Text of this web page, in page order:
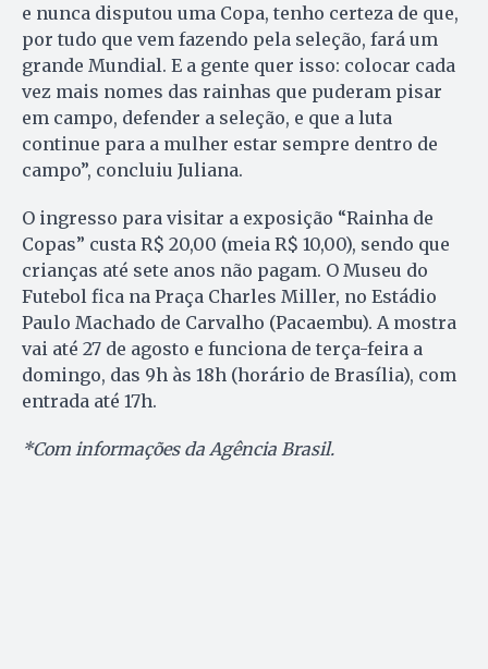
e nunca disputou uma Copa, tenho certeza de que,
por tudo que vem fazendo pela seleção, fará um
grande Mundial. E a gente quer isso: colocar cada
vez mais nomes das rainhas que puderam pisar
em campo, defender a seleção, e que a luta
continue para a mulher estar sempre dentro de
campo”, concluiu Juliana.
O ingresso para visitar a exposição “Rainha de
Copas” custa R$ 20,00 (meia R$ 10,00), sendo que
crianças até sete anos não pagam. O Museu do
Futebol fica na Praça Charles Miller, no Estádio
Paulo Machado de Carvalho (Pacaembu). A mostra
vai até 27 de agosto e funciona de terça-feira a
domingo, das 9h às 18h (horário de Brasília), com
entrada até 17h.
*Com informações da Agência Brasil.